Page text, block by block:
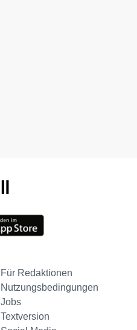
Für Redaktionen
Nutzungsbedingungen
Jobs
Textversion